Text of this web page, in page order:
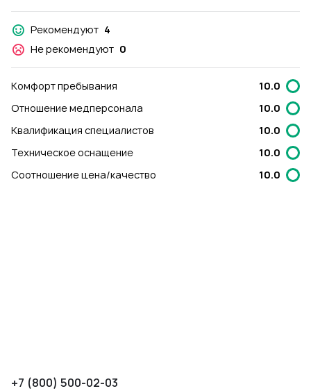
Рекомендуют 4
Не рекомендуют 0
Комфорт пребывания
10.0
Отношение медперсонала
10.0
Квалификация специалистов
10.0
Техническое оснащение
10.0
Соотношение цена/качество
10.0
+7 (800) 500-02-03